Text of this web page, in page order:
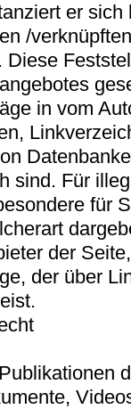
er sich
/
in vom
sind. Für
für
der
der über